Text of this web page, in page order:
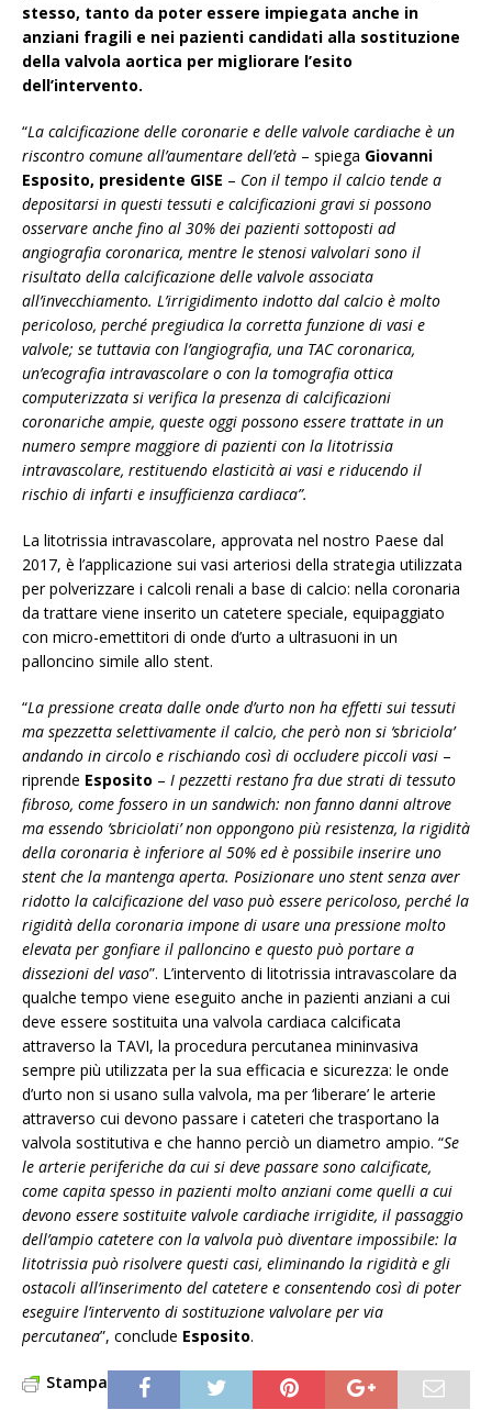
stesso, tanto da poter essere impiegata anche in
anziani fragili e nei pazienti candidati alla sostituzione
della valvola aortica per migliorare l’esito
dell’intervento.
“La calcificazione delle coronarie e delle valvole cardiache è un
riscontro comune all’aumentare dell’età – spiega Giovanni
Esposito, presidente GISE – Con il tempo il calcio tende a
depositarsi in questi tessuti e calcificazioni gravi si possono
osservare anche fino al 30% dei pazienti sottoposti ad
angiografia coronarica, mentre le stenosi valvolari sono il
risultato della calcificazione delle valvole associata
all’invecchiamento. L’irrigidimento indotto dal calcio è molto
pericoloso, perché pregiudica la corretta funzione di vasi e
valvole; se tuttavia con l’angiografia, una TAC coronarica,
un’ecografia intravascolare o con la tomografia ottica
computerizzata si verifica la presenza di calcificazioni
coronariche ampie, queste oggi possono essere trattate in un
numero sempre maggiore di pazienti con la litotrissia
intravascolare, restituendo elasticità ai vasi e riducendo il
rischio di infarti e insufficienza cardiaca”.
La litotrissia intravascolare, approvata nel nostro Paese dal
2017, è l’applicazione sui vasi arteriosi della strategia utilizzata
per polverizzare i calcoli renali a base di calcio: nella coronaria
da trattare viene inserito un catetere speciale, equipaggiato
con micro-emettitori di onde d’urto a ultrasuoni in un
palloncino simile allo stent.
“La pressione creata dalle onde d’urto non ha effetti sui tessuti
ma spezzetta selettivamente il calcio, che però non si ‘sbriciola’
andando in circolo e rischiando così di occludere piccoli vasi –
riprende Esposito – I pezzetti restano fra due strati di tessuto
fibroso, come fossero in un sandwich: non fanno danni altrove
ma essendo ‘sbriciolati’ non oppongono più resistenza, la rigidità
della coronaria è inferiore al 50% ed è possibile inserire uno
stent che la mantenga aperta. Posizionare uno stent senza aver
ridotto la calcificazione del vaso può essere pericoloso, perché la
rigidità della coronaria impone di usare una pressione molto
elevata per gonfiare il palloncino e questo può portare a
dissezioni del vaso”. L’intervento di litotrissia intravascolare da
qualche tempo viene eseguito anche in pazienti anziani a cui
deve essere sostituita una valvola cardiaca calcificata
attraverso la TAVI, la procedura percutanea mininvasiva
sempre più utilizzata per la sua efficacia e sicurezza: le onde
d’urto non si usano sulla valvola, ma per ‘liberare’ le arterie
attraverso cui devono passare i cateteri che trasportano la
valvola sostitutiva e che hanno perciò un diametro ampio. “Se
le arterie periferiche da cui si deve passare sono calcificate,
come capita spesso in pazienti molto anziani come quelli a cui
devono essere sostituite valvole cardiache irrigidite, il passaggio
dell’ampio catetere con la valvola può diventare impossibile: la
litotrissia può risolvere questi casi, eliminando la rigidità e gli
ostacoli all’inserimento del catetere e consentendo così di poter
eseguire l’intervento di sostituzione valvolare per via
percutanea”, conclude Esposito.
Stampa